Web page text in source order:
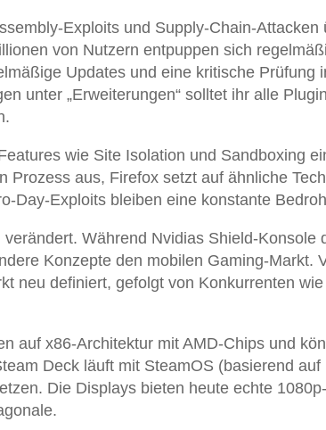
Exploits und Supply-Chain-Attacken
von Nutzern entpuppen sich
Updates und eine kritische Prüfung
unter „Erweiterungen“ solltet ihr alle
wie Site Isolation und Sandboxing
Prozess aus, Firefox setzt auf ähnliche
Day-Exploits bleiben eine konstante
Während Nvidias Shield-Konsole
Konzepte den mobilen Gaming-Markt.
neu definiert, gefolgt von Konkurrenten
auf x86-Architektur mit AMD-Chips und
Deck läuft mit SteamOS (basierend auf
Die Displays bieten heute echte